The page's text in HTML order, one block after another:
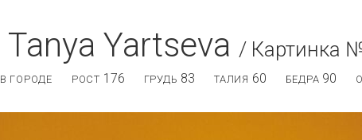
Tanya Yartseva / Картинка
В ГОРОДЕ РОСТ 176 ГРУДЬ 83 ТАЛИЯ 60 БЕДРА 90